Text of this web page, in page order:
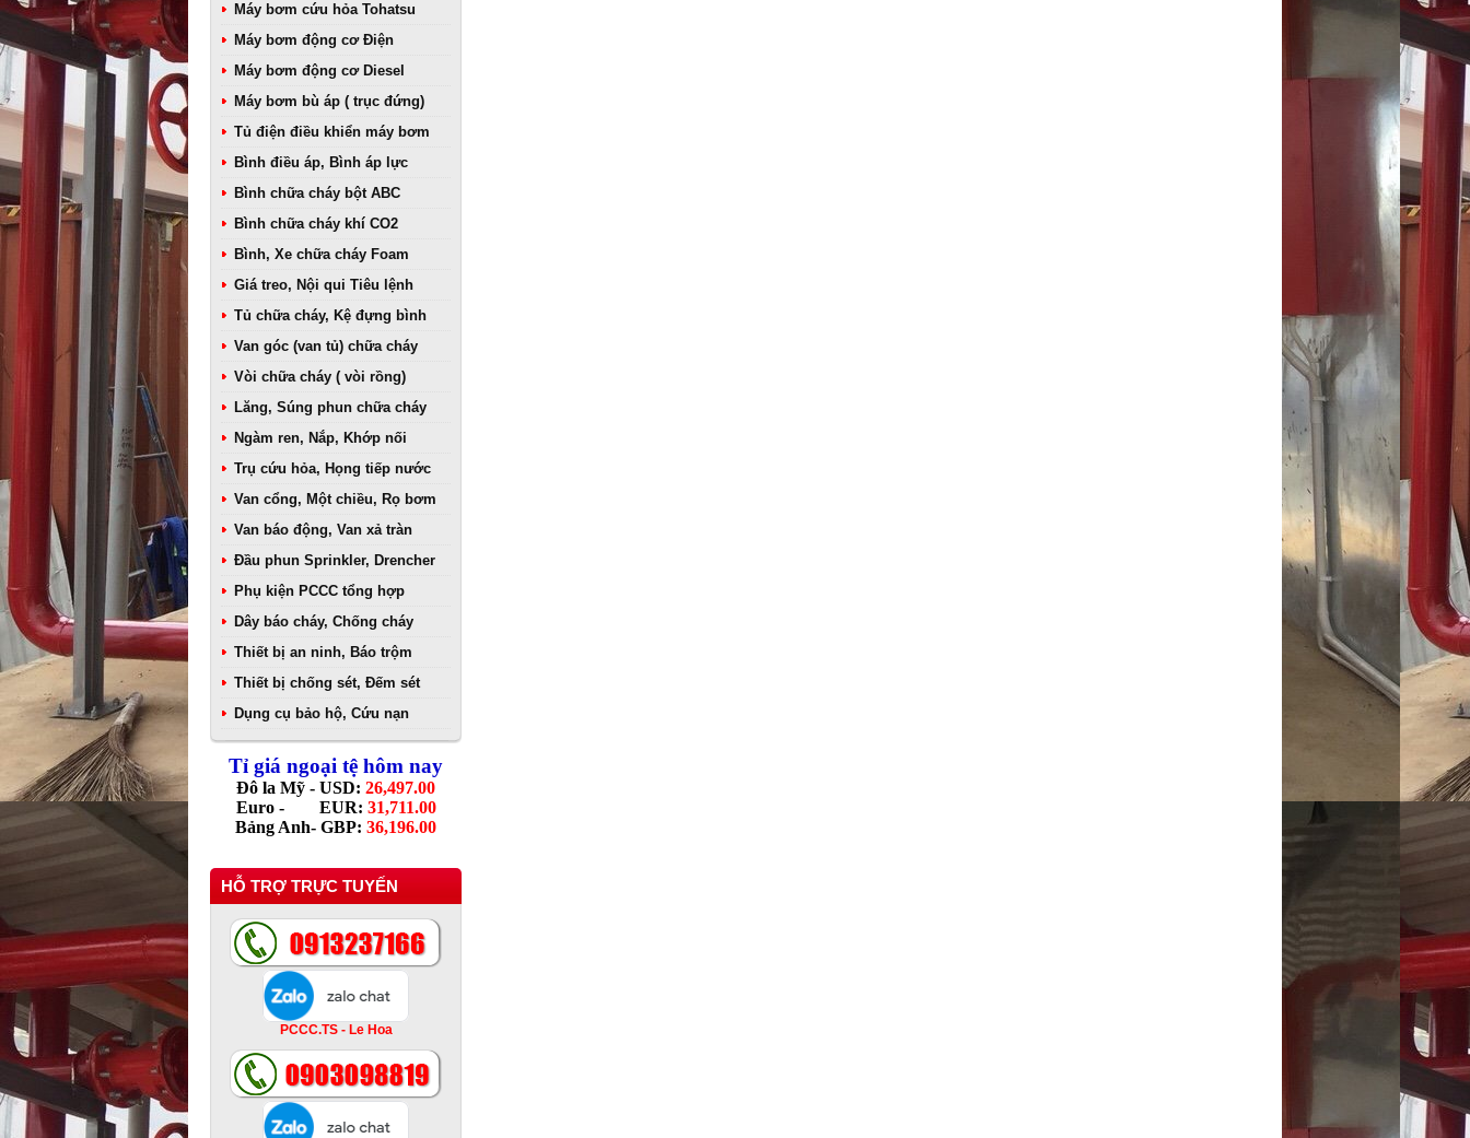
Máy bơm cứu hỏa Tohatsu
Máy bơm động cơ Điện
Máy bơm động cơ Diesel
Máy bơm bù áp ( trục đứng)
Tủ điện điều khiển máy bơm
Bình điều áp, Bình áp lực
Bình chữa cháy bột ABC
Bình chữa cháy khí CO2
Bình, Xe chữa cháy Foam
Giá treo, Nội qui Tiêu lệnh
Tủ chữa cháy, Kệ đựng bình
Van góc (van tủ) chữa cháy
Vòi chữa cháy ( vòi rồng)
Lăng, Súng phun chữa cháy
Ngàm ren, Nắp, Khớp nối
Trụ cứu hỏa, Họng tiếp nước
Van cổng, Một chiều, Rọ bơm
Van báo động, Van xả tràn
Đầu phun Sprinkler, Drencher
Phụ kiện PCCC tổng hợp
Dây báo cháy, Chống cháy
Thiết bị an ninh, Báo trộm
Thiết bị chống sét, Đếm sét
Dụng cụ bảo hộ, Cứu nạn
Tỉ giá ngoại tệ hôm nay
Đô la Mỹ - USD: 26,497.00
Euro - EUR: 31,711.00
Bảng Anh- GBP: 36,196.00
HỖ TRỢ TRỰC TUYẾN
PCCC.TS - Le Hoa